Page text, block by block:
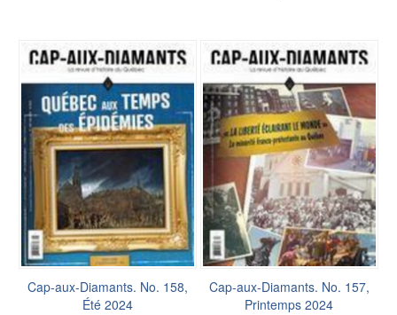
Cap-aux-Diamants. No. 158,
Été 2024
Cap-aux-Diamants. No. 157,
Printemps 2024